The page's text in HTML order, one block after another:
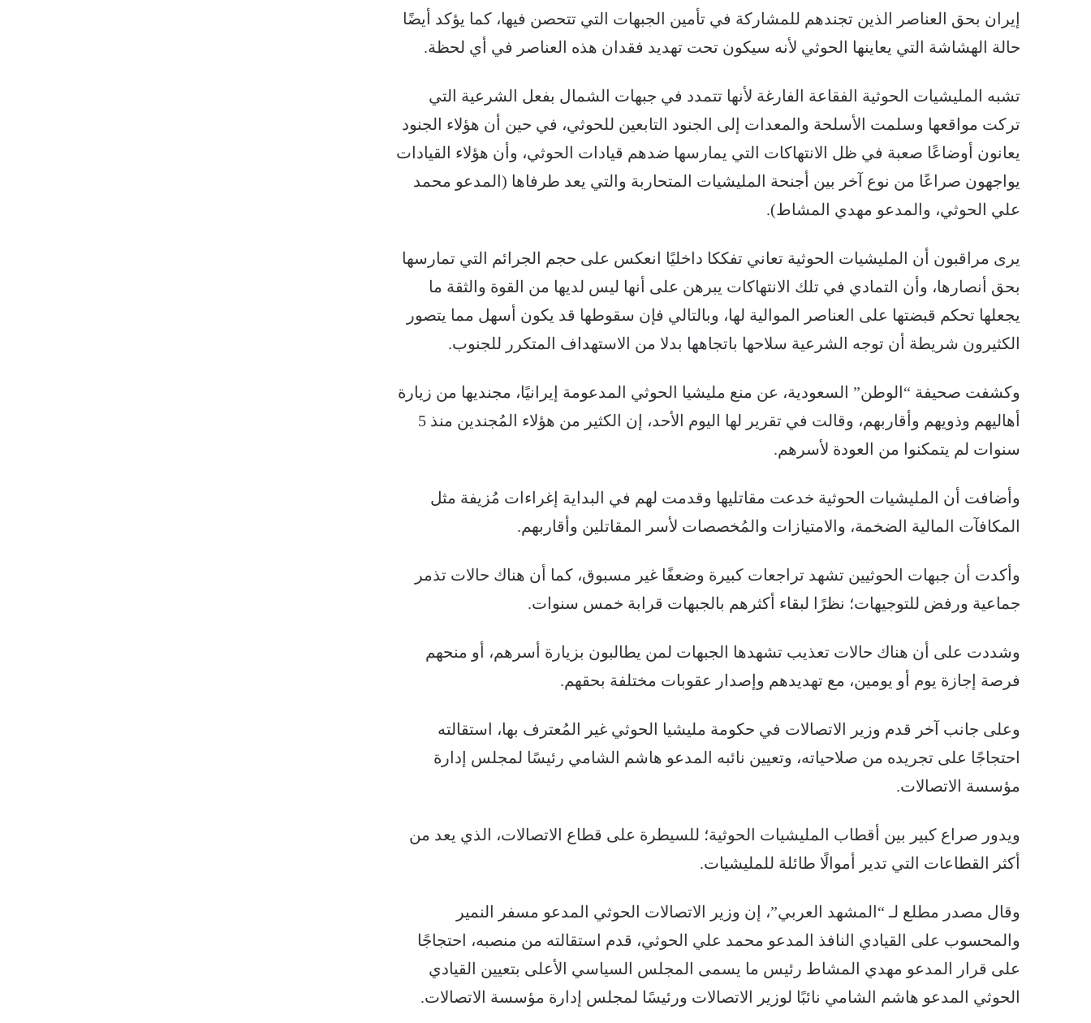
إيران بحق العناصر الذين تجندهم للمشاركة في تأمين الجبهات التي تتحصن فيها، كما يؤكد أيضًا
حالة الهشاشة التي يعاينها الحوثي لأنه سيكون تحت تهديد فقدان هذه العناصر في أي لحظة.
تشبه المليشيات الحوثية الفقاعة الفارغة لأنها تتمدد في جبهات الشمال بفعل الشرعية التي
تركت مواقعها وسلمت الأسلحة والمعدات إلى الجنود التابعين للحوثي، في حين أن هؤلاء الجنود
يعانون أوضاعًا صعبة في ظل الانتهاكات التي يمارسها ضدهم قيادات الحوثي، وأن هؤلاء القيادات
يواجهون صراعًا من نوع آخر بين أجنحة المليشيات المتحاربة والتي يعد طرفاها (المدعو محمد
علي الحوثي، والمدعو مهدي المشاط).
يرى مراقبون أن المليشيات الحوثية تعاني تفككا داخليًا انعكس على حجم الجرائم التي تمارسها
بحق أنصارها، وأن التمادي في تلك الانتهاكات يبرهن على أنها ليس لديها من القوة والثقة ما
يجعلها تحكم قبضتها على العناصر الموالية لها، وبالتالي فإن سقوطها قد يكون أسهل مما يتصور
الكثيرون شريطة أن توجه الشرعية سلاحها باتجاهها بدلا من الاستهداف المتكرر للجنوب.
وكشفت صحيفة “الوطن” السعودية، عن منع مليشيا الحوثي المدعومة إيرانيًا، مجنديها من زيارة
أهاليهم وذويهم وأقاربهم، وقالت في تقرير لها اليوم الأحد، إن الكثير من هؤلاء المُجندين منذ 5
سنوات لم يتمكنوا من العودة لأسرهم.
وأضافت أن المليشيات الحوثية خدعت مقاتليها وقدمت لهم في البداية إغراءات مُزيفة مثل
المكافآت المالية الضخمة، والامتيازات والمُخصصات لأسر المقاتلين وأقاربهم.
وأكدت أن جبهات الحوثيين تشهد تراجعات كبيرة وضعفًا غير مسبوق، كما أن هناك حالات تذمر
جماعية ورفض للتوجيهات؛ نظرًا لبقاء أكثرهم بالجبهات قرابة خمس سنوات.
وشددت على أن هناك حالات تعذيب تشهدها الجبهات لمن يطالبون بزيارة أسرهم، أو منحهم
فرصة إجازة يوم أو يومين، مع تهديدهم وإصدار عقوبات مختلفة بحقهم.
وعلى جانب آخر قدم وزير الاتصالات في حكومة مليشيا الحوثي غير المُعترف بها، استقالته
احتجاجًا على تجريده من صلاحياته، وتعيين نائبه المدعو هاشم الشامي رئيسًا لمجلس إدارة
مؤسسة الاتصالات.
ويدور صراع كبير بين أقطاب المليشيات الحوثية؛ للسيطرة على قطاع الاتصالات، الذي يعد من
أكثر القطاعات التي تدير أموالًا طائلة للمليشيات.
وقال مصدر مطلع لـ “المشهد العربي”، إن وزير الاتصالات الحوثي المدعو مسفر النمير
والمحسوب على القيادي النافذ المدعو محمد علي الحوثي، قدم استقالته من منصبه، احتجاجًا
على قرار المدعو مهدي المشاط رئيس ما يسمى المجلس السياسي الأعلى بتعيين القيادي
الحوثي المدعو هاشم الشامي نائبًا لوزير الاتصالات ورئيسًا لمجلس إدارة مؤسسة الاتصالات.